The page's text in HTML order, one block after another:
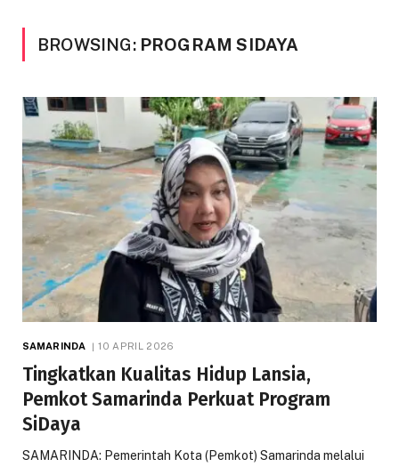
BROWSING: PROGRAM SIDAYA
SAMARINDA 10 APRIL 2026
Tingkatkan Kualitas Hidup Lansia,
Pemkot Samarinda Perkuat Program
SiDaya
SAMARINDA: Pemerintah Kota (Pemkot) Samarinda melalui